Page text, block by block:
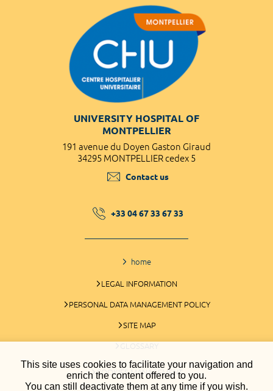
This site uses cookies to facilitate your navigation and
enrich the content offered to you.
You can still deactivate them at any time if you wish.
UNIVERSITY HOSPITAL OF
MONTPELLIER
191 avenue du Doyen Gaston Giraud
34295 MONTPELLIER cedex 5
Contact us
+33 04 67 33 67 33
home
LEGAL INFORMATION
PERSONAL DATA MANAGEMENT POLICY
SITE MAP
GLOSSARY
COOKIES MANAGEMENT